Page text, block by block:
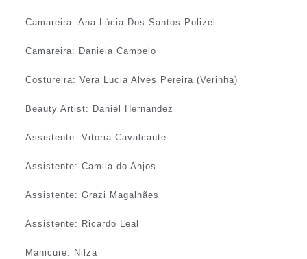
Camareira: Ana Lúcia Dos Santos Polizel
Camareira: Daniela Campelo
Costureira: Vera Lucia Alves Pereira (Verinha)
Beauty Artist: Daniel Hernandez
Assistente: Vitoria Cavalcante
Assistente: Camila do Anjos
Assistente: Grazi Magalhães
Assistente: Ricardo Leal
Manicure: Nilza